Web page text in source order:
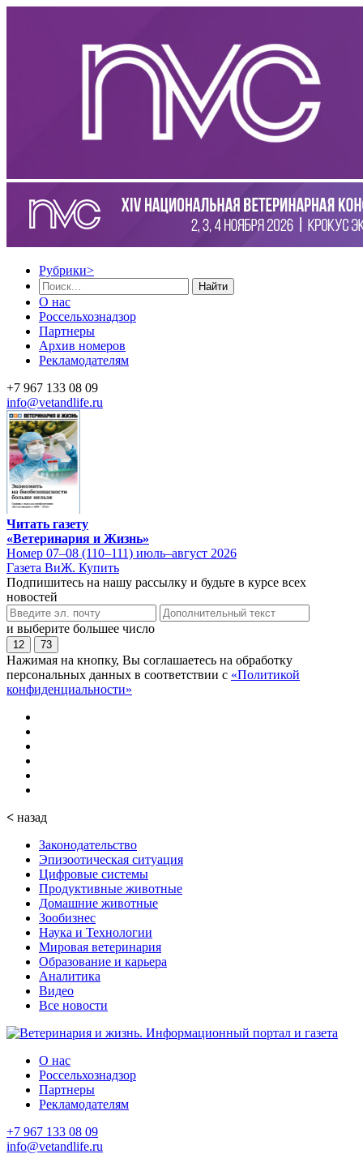
Рубрики>
Найти
О нас
Россельхознадзор
Партнеры
Архив номеров
Рекламодателям
+7 967 133 08 09
info@vetandlife.ru
Читать газету
«Ветеринария и Жизнь»
Номер 07–08 (110–111) июль–август 2026
Газета ВиЖ. Купить
Подпишитесь на нашу рассылку и будьте в курсе всех
новостей
и выберите большее число
12 73
Нажимая на кнопку, Вы соглашаетесь на обработку
персональных данных в соответствии с «Политикой
конфиденциальности»
< назад
Законодательство
Эпизоотическая ситуация
Цифровые системы
Продуктивные животные
Домашние животные
Зообизнес
Наука и Технологии
Мировая ветеринария
Образование и карьера
Аналитика
Видео
Все новости
О нас
Россельхознадзор
Партнеры
Рекламодателям
+7 967 133 08 09
info@vetandlife.ru